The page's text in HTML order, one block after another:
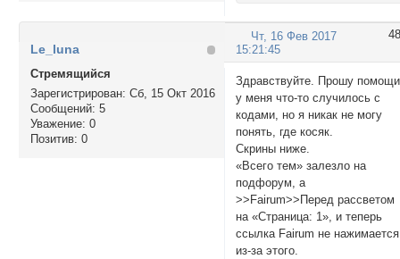
48
Чт, 16 Фев 2017
15:21:45
Le_luna
Стремящийся
Зарегистрирован: Сб, 15 Окт 2016
Сообщений: 5
Уважение: 0
Позитив: 0
Здравствуйте. Прошу
у меня что-то случилось с
кодами, но я никак не могу
понять, где косяк.
Скрины ниже.
«Всего тем» залезло на
подфорум, а
>>Fairum>>Перед рассветом
на «Страница: 1», и теперь
ссылка Fairum не нажимается
из-за этого.